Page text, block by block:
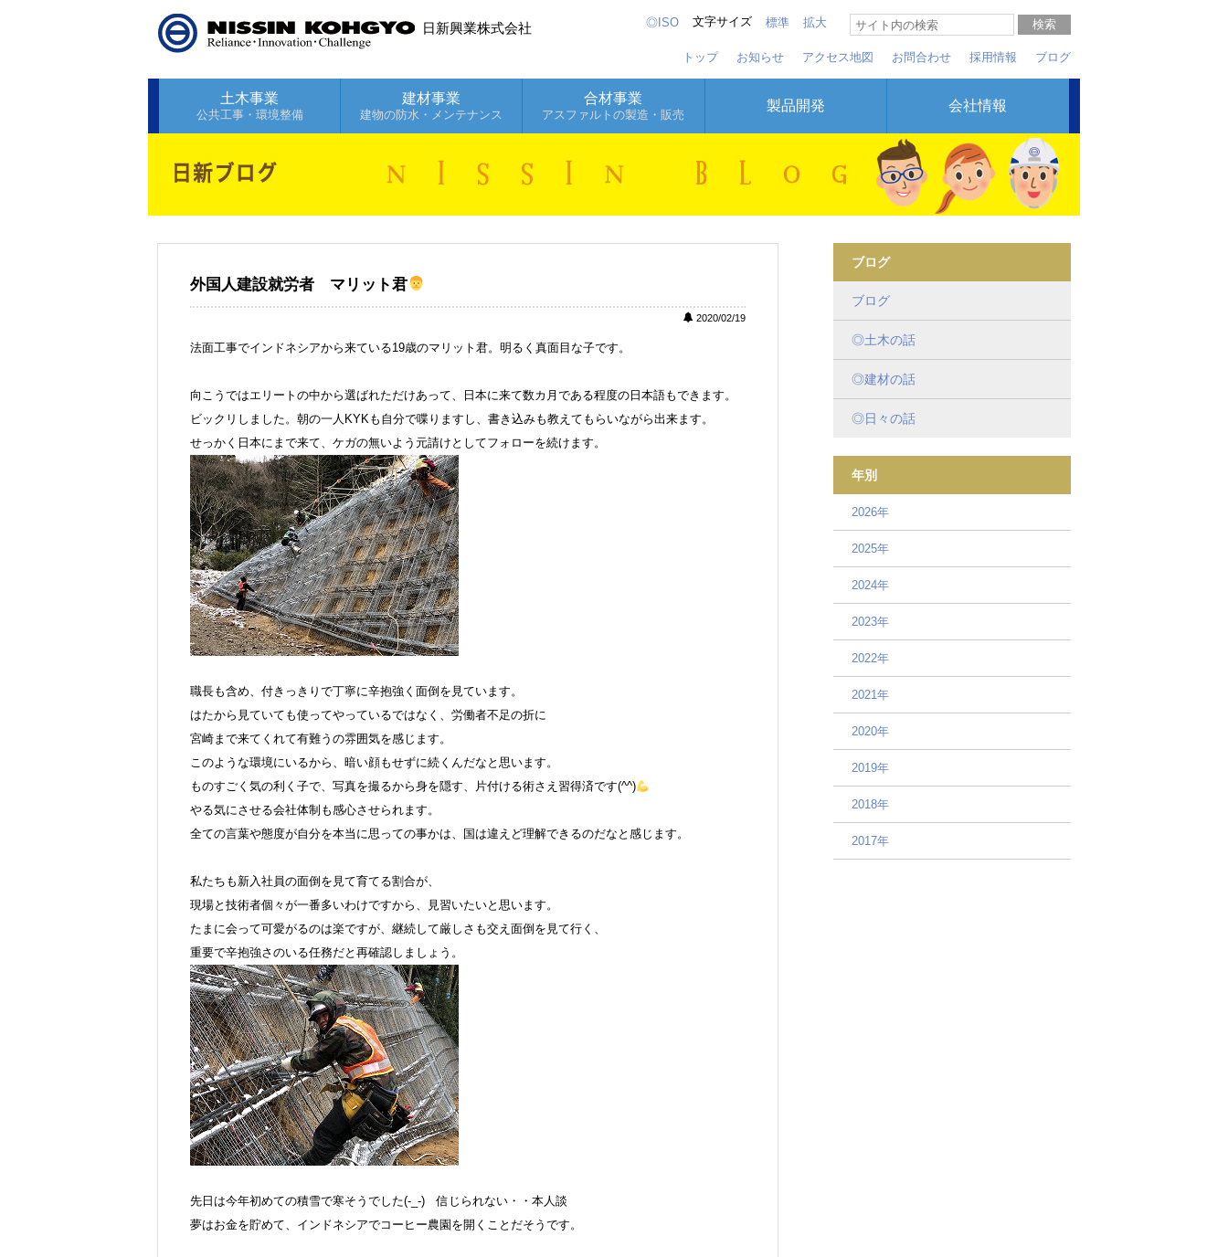
日新興業株式会社 ◎ISO 文字サイズ 標準 拡大
ブログ
採用情報
お問合わせ
アクセス地図
お知らせ
トップ
土木事業
公共工事・環境整備
建材事業
建物の防水・メンテナンス
合材事業
アスファルトの製造・販売
製品開発 会社情報
外国人建設就労者 マリット君
2020/02/19
法面工事でインドネシアから来ている19歳のマリット君。明るく真面目な子です。
向こうではエリートの中から選ばれただけあって、日本に来て数カ月である程度の日本語もできます。
ビックリしました。朝の一人KYKも自分で喋りますし、書き込みも教えてもらいながら出来ます。
せっかく日本にまで来て、ケガの無いよう元請けとしてフォローを続けます。
職長も含め、付きっきりで丁寧に辛抱強く面倒を見ています。
はたから見ていても使ってやっているではなく、労働者不足の折に
宮崎まで来てくれて有難うの雰囲気を感じます。
このような環境にいるから、暗い顔もせずに続くんだなと思います。
ものすごく気の利く子で、写真を撮るから身を隠す、片付ける術さえ習得済です(^^)
やる気にさせる会社体制も感心させられます。
全ての言葉や態度が自分を本当に思っての事かは、国は違えど理解できるのだなと感じます。
私たちも新入社員の面倒を見て育てる割合が、
現場と技術者個々が一番多いわけですから、見習いたいと思います。
たまに会って可愛がるのは楽ですが、継続して厳しさも交え面倒を見て行く、
重要で辛抱強さのいる任務だと再確認しましょう。
先日は今年初めての積雪で寒そうでした(-_-) 信じられない・・本人談
夢はお金を貯めて、インドネシアでコーヒー農園を開くことだそうです。
ブログ
ブログ
◎土木の話
◎建材の話
◎日々の話
年別
2026年
2025年
2024年
2023年
2022年
2021年
2020年
2019年
2018年
2017年